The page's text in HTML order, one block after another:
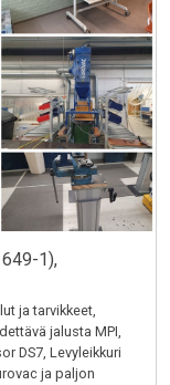
1),
ja tarvikkeet,
jalusta MPI,
DS7, Levyleikkuri
ja paljon